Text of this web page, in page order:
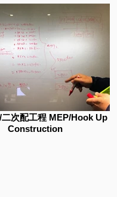
次配工程 MEP/Hook Up
Construction